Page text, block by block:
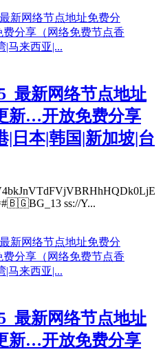
最新网络节点地址
新…开放免费分享
|日本|韩国|新加坡|台
ss://Y...
最新网络节点地址
新…开放免费分享